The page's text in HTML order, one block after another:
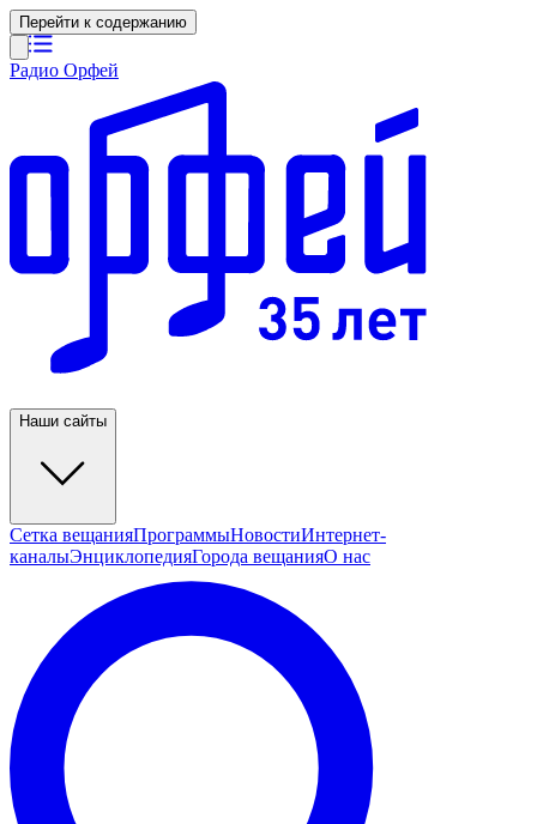
Перейти к содержанию
Радио Орфей
Наши сайты
Сетка вещанияПрограммыНовостиИнтернет-
каналыЭнциклопедияГорода вещанияО нас